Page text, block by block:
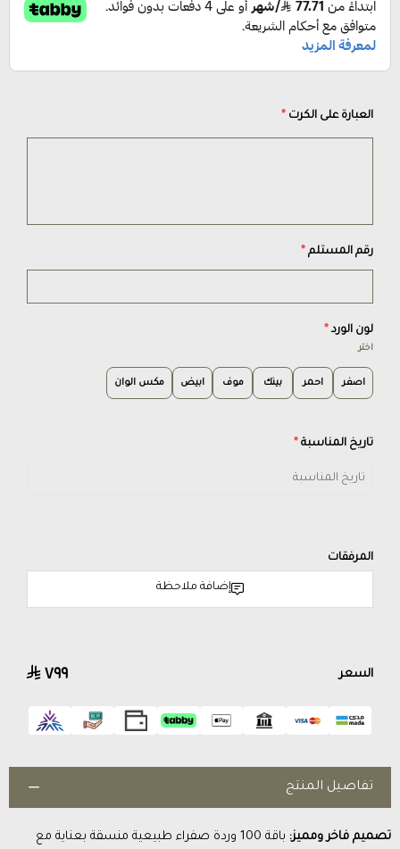
العبارة على الكرت *
رقم المستلم *
لون الورد*
اختر
اصفر احمر بينك موف ابيض مكس الوان
تاريخ المناسبة *
المرفقات
إضافة ملاحظة
السعر ٧٩٩
تفاصيل المنتج
تصميم فاخر ومميز:
باقة 100 وردة صفراء طبيعية منسقة بعناية مع